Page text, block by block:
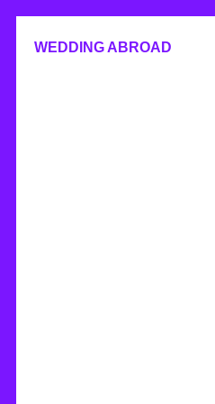
WEDDING ABROAD